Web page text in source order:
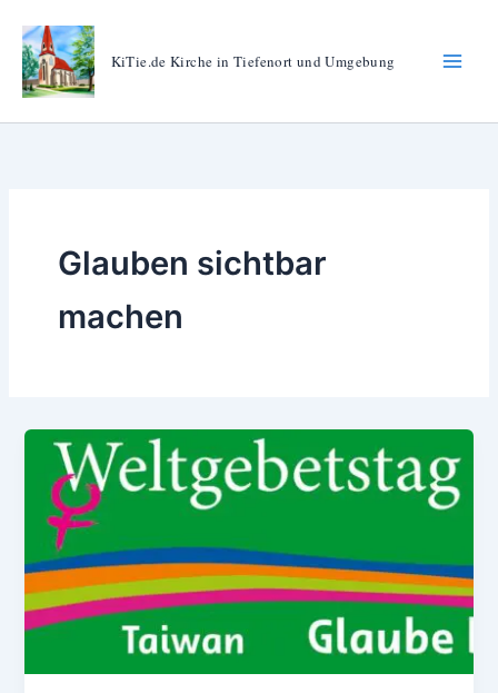
Inhalt
springen
KiTie.de Kirche in Tiefenort und Umgebung
Glauben sichtbar
machen